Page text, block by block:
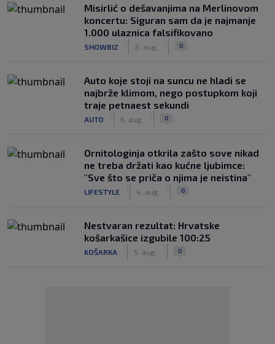
Misirlić o dešavanjima na Merlinovom
koncertu: Siguran sam da je najmanje
1.000 ulaznica falsifikovano
SHOWBIZ 5. aug. 0
Auto koje stoji na suncu ne hladi se
najbrže klimom, nego postupkom koji
traje petnaest sekundi
AUTO 6. aug. 0
Ornitologinja otkrila zašto sove nikad
ne treba držati kao kućne ljubimce:
"Sve što se priča o njima je neistina"
LIFESTYLE 4. aug. 0
Nestvaran rezultat: Hrvatske
košarkašice izgubile 100:25
KOŠARKA 5. aug. 0